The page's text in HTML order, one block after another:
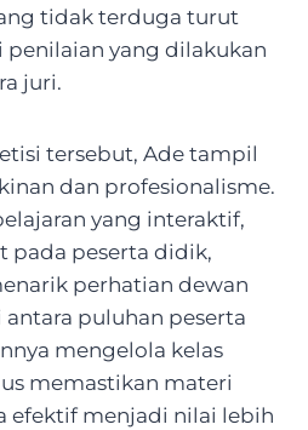
tidak terduga turut
yang dilakukan
juri.
tersebut, Ade tampil
dan profesionalisme.
yang interaktif,
pada peserta didik,
perhatian dewan
puluhan peserta
mengelola kelas
memastikan materi
efektif menjadi nilai lebih